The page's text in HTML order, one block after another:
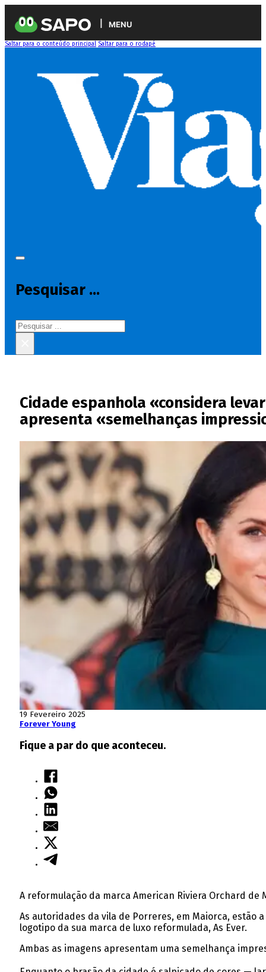
MENU
Saltar para o conteúdo principal Saltar para o rodapé
Pesquisar ...
Pesquisar
Cidade espanhola «considera
apresenta «semelhanças
19 Fevereiro 2025
Forever Young
Fique a par do que aconteceu.
A reformulação da marca American Riviera Orchard
As autoridades da vila de Porreres, em Maiorca, estão
logotipo da sua marca de luxo reformulada, As Ever.
Ambas as imagens apresentam uma semelhança